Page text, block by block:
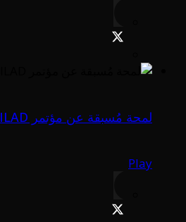
لمحة مُسبقة عن مؤتمر CILAD ٢٠٢٤ – الجزء الثاني
Play